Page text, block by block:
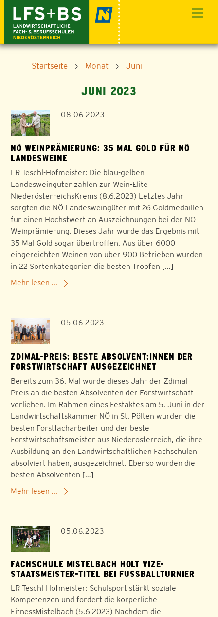
content
Startseite › Monat › Juni
JUNI 2023
08.06.2023
NÖ WEINPRÄMIERUNG: 35 MAL GOLD FÜR NÖ
LANDESWEINE
LR Teschl-Hofmeister: Die blau-gelben
Landesweingüter zählen zur Wein-Elite
NiederösterreichsKrems (8.6.2023) Letztes Jahr
sorgten die NÖ Landesweingüter mit 26 Goldmedaillen
für einen Höchstwert an Auszeichnungen bei der NÖ
Weinprämierung. Dieses Jahr wurde das Ergebnis mit
35 Mal Gold sogar übertroffen. Aus über 6000
eingereichten Weinen von über 900 Betrieben wurden
in 22 Sortenkategorien die besten Tropfen […]
Mehr lesen ...
05.06.2023
ZDIMAL-PREIS: BESTE ABSOLVENT:INNEN DER
FORSTWIRTSCHAFT AUSGEZEICHNET
Bereits zum 36. Mal wurde dieses Jahr der Zdimal-
Preis an die besten Absolventen der Forstwirtschaft
verliehen. Im Rahmen eines Festaktes am 5. Juni in der
Landwirtschaftskammer NÖ in St. Pölten wurden die
besten Forstfacharbeiter und der beste
Forstwirtschaftsmeister aus Niederösterreich, die ihre
Ausbildung an den Landwirtschaftlichen Fachschulen
absolviert haben, ausgezeichnet. Ebenso wurden die
besten Absolventen […]
Mehr lesen ...
05.06.2023
FACHSCHULE MISTELBACH HOLT VIZE-
STAATSMEISTER-TITEL BEI FUSSBALLTURNIER
LR Teschl-Hofmeister: Schulsport stärkt soziale
Kompetenzen und fördert die körperliche
FitnessMistelbach (5.6.2023) Nachdem die